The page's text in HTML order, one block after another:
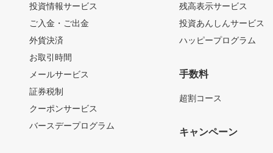
投資情報サービス
ご入金・ご出金
外貨決済
お取引時間
メールサービス
証券税制
クーポンサービス
バースデープログラム
残高表示サービス
投資あんしんサービス
ハッピープログラム
手数料
超割コース
キャンペーン